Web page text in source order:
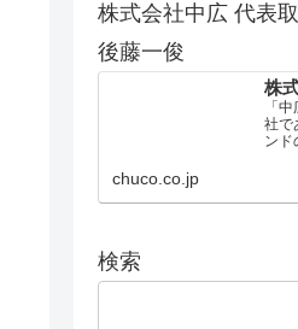
株式会社中広 代表
後藤一俊
株
「
社で
ンド
chuco.co.jp
検索